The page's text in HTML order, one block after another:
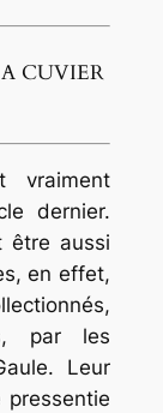
CUVIER
vraiment
dernier.
être aussi
en effet,
par les
Leur
pressentie